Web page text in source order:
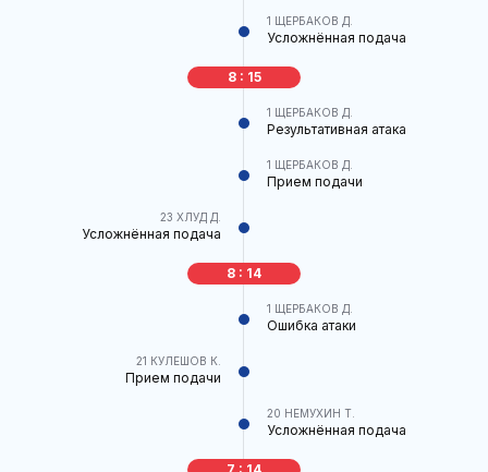
1 ЩЕРБАКОВ Д.
Усложнённая подача
8 : 15
1 ЩЕРБАКОВ Д.
Результативная атака
1 ЩЕРБАКОВ Д.
Прием подачи
23 ХЛУД Д.
Усложнённая подача
8 : 14
1 ЩЕРБАКОВ Д.
Ошибка атаки
21 КУЛЕШОВ К.
Прием подачи
20 НЕМУХИН Т.
Усложнённая подача